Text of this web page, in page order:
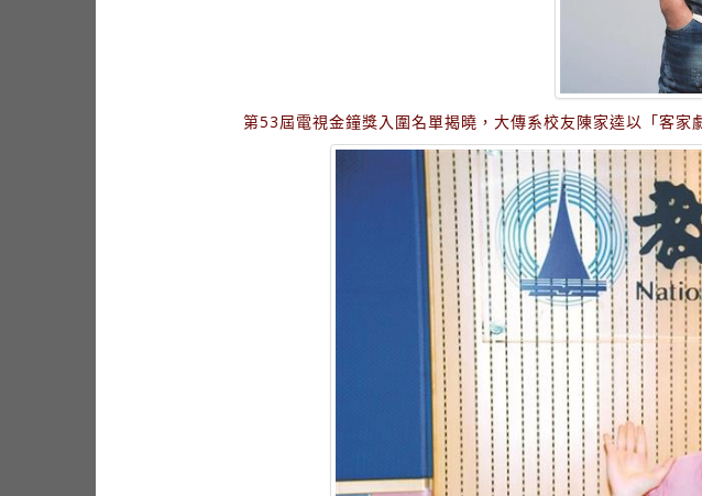
第53屆電視金鐘獎入圍名單揭曉，大傳系校友陳家逵以「客家